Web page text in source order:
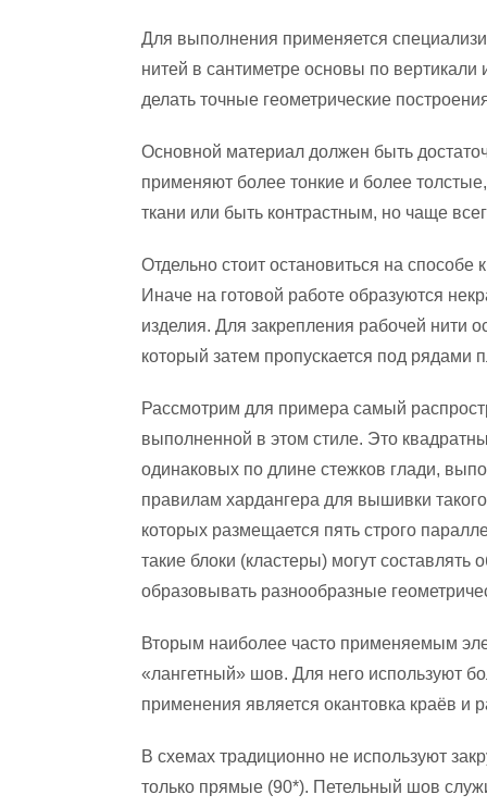
Для выполнения применяется
нитей в сантиметре основы по
делать точные геометрические
Основной материал должен быть
применяют более тонкие и более
ткани или быть контрастным, но чаще
Отдельно стоит остановиться на
Иначе на готовой работе образуются
изделия. Для закрепления рабочей нити
который затем пропускается под рядами
Рассмотрим для примера самый
выполненной в этом стиле. Это
одинаковых по длине стежков глади,
правилам хардангера для вышивки
которых размещается пять строго
такие блоки (кластеры) могут
образовывать разнообразные
Вторым наиболее часто применяемым
«лангетный» шов. Для него используют
применения является окантовка краёв и
В схемах традиционно не используют
только прямые (90*). Петельный шов